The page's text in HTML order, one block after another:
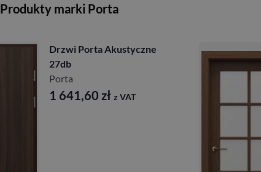
Produkty marki Porta
Drzwi Porta Akustyczne
27db
Porta
1 641,60 zł z VAT